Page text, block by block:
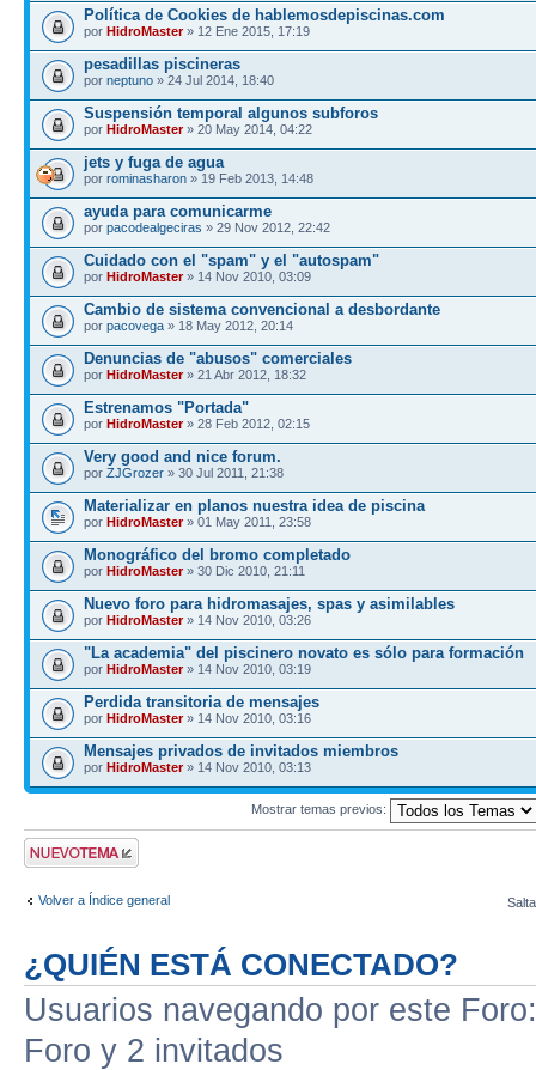
Política de Cookies de hablemosdepiscinas.com
por HidroMaster» 12 Ene 2015, 17:19
pesadillas piscineras
por neptuno » 24 Jul 2014, 18:40
Suspensión temporal algunos subforos
por HidroMaster» 20 May 2014, 04:22
jets y fuga de agua
por rominasharon » 19 Feb 2013, 14:48
ayuda para comunicarme
por pacodealgeciras » 29 Nov 2012, 22:42
Cuidado con el "spam" y el "autospam"
por HidroMaster» 14 Nov 2010, 03:09
Cambio de sistema convencional a desbordante
por pacovega » 18 May 2012, 20:14
Denuncias de "abusos" comerciales
por HidroMaster» 21 Abr 2012, 18:32
Estrenamos "Portada"
por HidroMaster» 28 Feb 2012, 02:15
Very good and nice forum.
por ZJGrozer » 30 Jul 2011, 21:38
Materializar en planos nuestra idea de piscina
por HidroMaster» 01 May 2011, 23:58
Monográfico del bromo completado
por HidroMaster» 30 Dic 2010, 21:11
Nuevo foro para hidromasajes, spas y asimilables
por HidroMaster» 14 Nov 2010, 03:26
"La academia" del piscinero novato es sólo para formación
por HidroMaster» 14 Nov 2010, 03:19
Perdida transitoria de mensajes
por HidroMaster» 14 Nov 2010, 03:16
Mensajes privados de invitados miembros
por HidroMaster» 14 Nov 2010, 03:13
Mostrar temas previos:
Publicar un nuevo
tema
Volver a Índice general
¿QUIÉN ESTÁ CONECTADO?
Usuarios navegando por este
Foro y 2 invitados